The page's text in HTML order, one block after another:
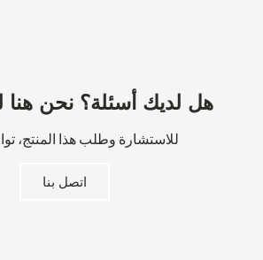
هل لديك أسئلة؟ نحن
للاستشارة وطلب هذا المنتج،
اتصل بنا